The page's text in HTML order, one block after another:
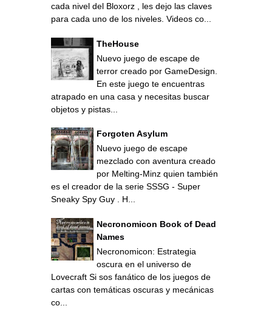
cada nivel del Bloxorz , les dejo las claves
para cada uno de los niveles. Videos co...
TheHouse
Nuevo juego de escape de
terror creado por GameDesign.
En este juego te encuentras
atrapado en una casa y necesitas buscar
objetos y pistas...
Forgoten Asylum
Nuevo juego de escape
mezclado con aventura creado
por Melting-Minz quien también
es el creador de la serie SSSG - Super
Sneaky Spy Guy . H...
Necronomicon Book of Dead
Names
Necronomicon: Estrategia
oscura en el universo de
Lovecraft Si sos fanático de los juegos de
cartas con temáticas oscuras y mecánicas
co...